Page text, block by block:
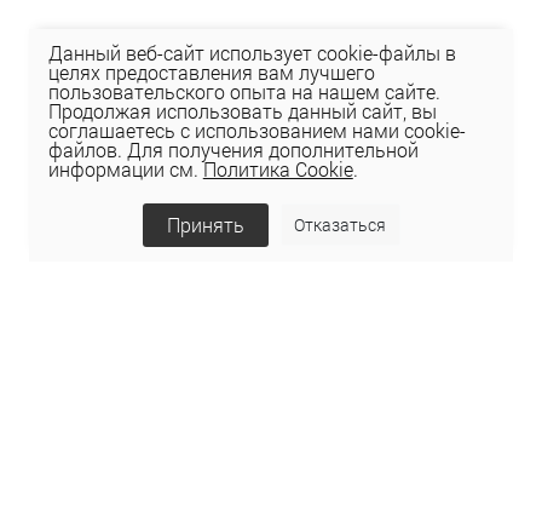
Данный веб-сайт использует cookie-файлы в
целях предоставления вам лучшего
пользовательского опыта на нашем сайте.
Продолжая использовать данный сайт, вы
соглашаетесь с использованием нами cookie-
файлов. Для получения дополнительной
информации см.Политика Cookie.
Принять Отказаться